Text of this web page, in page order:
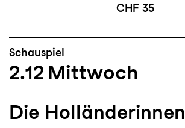
CHF 35
Schauspiel
2.12 Mittwoch
Die Holländerinnen